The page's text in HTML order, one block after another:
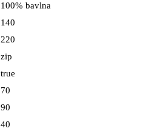
100% bavlna
140
220
zip
true
70
90
40